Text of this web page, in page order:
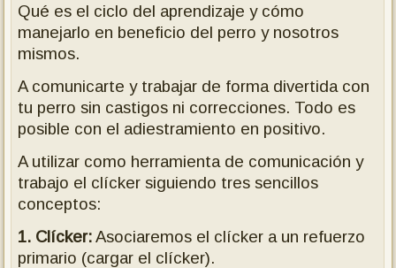
Qué es el ciclo del aprendizaje y cómo
manejarlo en beneficio del perro y nosotros
mismos.
A comunicarte y trabajar de forma divertida con
tu perro sin castigos ni correcciones. Todo es
posible con el adiestramiento en positivo.
A utilizar como herramienta de comunicación y
trabajo el clícker siguiendo tres sencillos
conceptos:
1. Clícker:Asociaremos el clícker a un refuerzo
primario (cargar el clícker).